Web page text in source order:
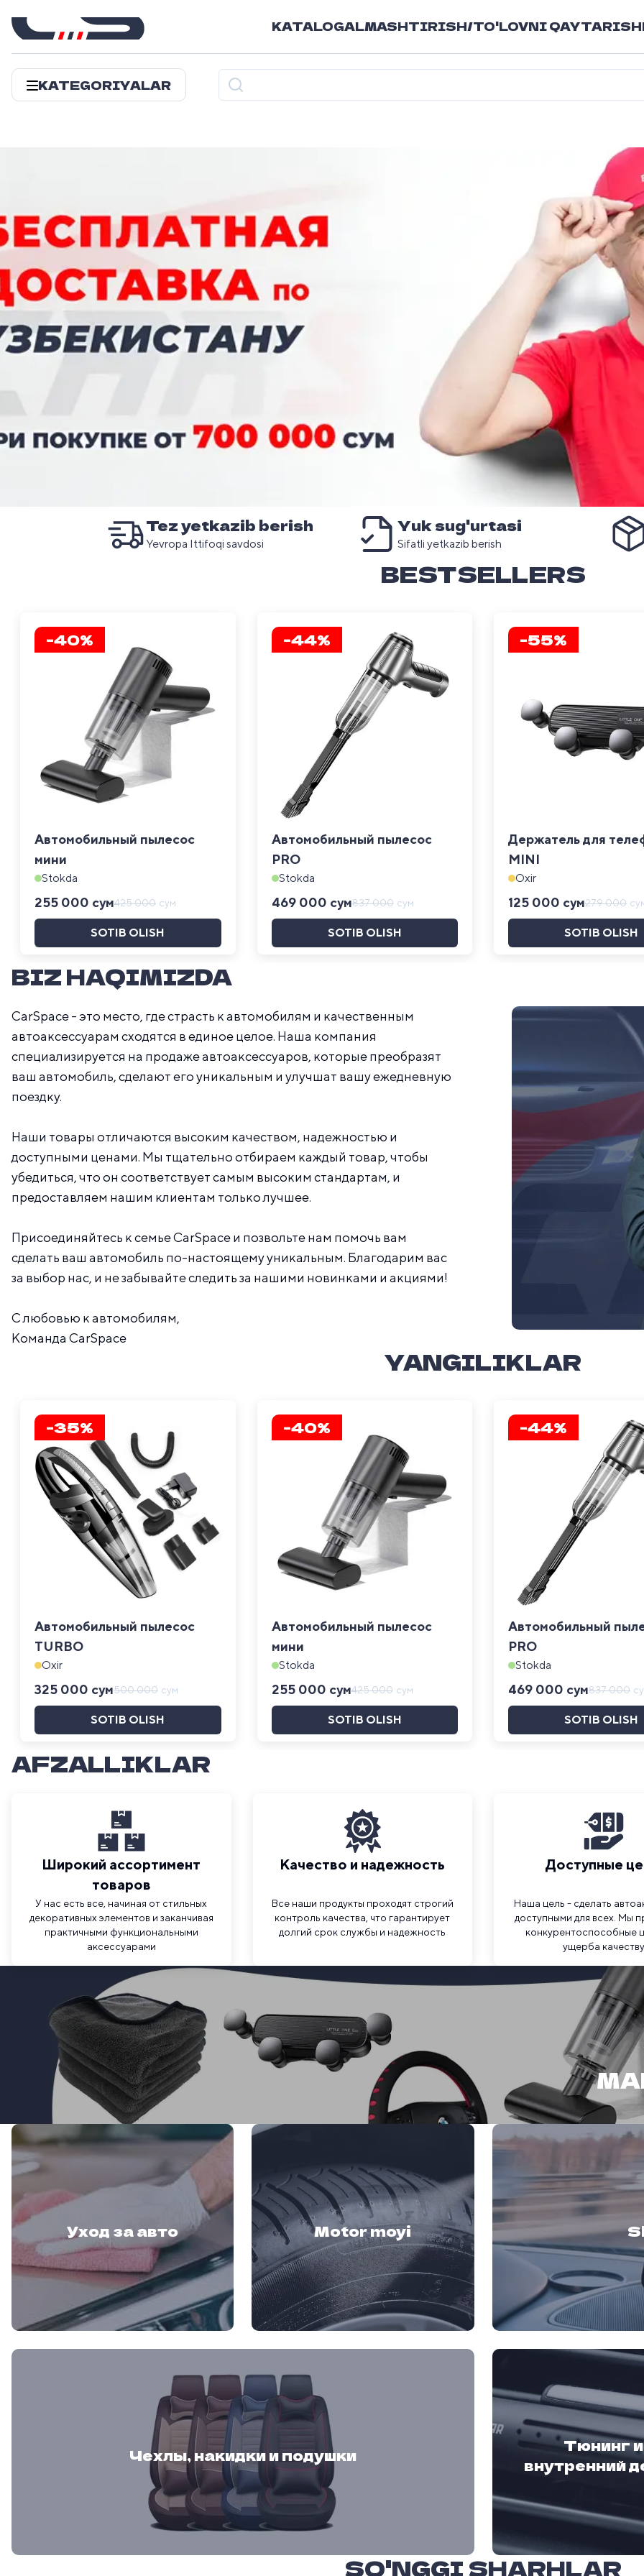
KATALOGALMASHTIRISH/TO'LOVNI QAYTARISH
KATEGORIYALAR
1 2
Tez yetkazib berish
Yevropa Ittifoqi savdosi
Yuk sug'urtasi
Sifatli yetkazib berish
BESTSELLERS
-40%
Автомобильный пылесос
мини
Stokda
255 000 сум425 000 сум
SOTIB OLISH
-44%
Автомобильный пылесос
PRO
Stokda
469 000 сум837 000 сум
SOTIB OLISH
-55%
Держатель для
MINI
Oxir
125 000 сум279 000
SOTIB OLISH
BIZ HAQIMIZDA
CarSpace - это место, где страсть к автомобилям и качественным
автоаксессуарам сходятся в единое целое. Наша компания
специализируется на продаже автоаксессуаров, которые преобразят
ваш автомобиль, сделают его уникальным и улучшат вашу ежедневную
поездку.
Наши товары отличаются высоким качеством, надежностью и
доступными ценами. Мы тщательно отбираем каждый товар, чтобы
убедиться, что он соответствует самым высоким стандартам, и
предоставляем нашим клиентам только лучшее.
Присоединяйтесь к семье CarSpace и позвольте нам помочь вам
сделать ваш автомобиль по-настоящему уникальным. Благодарим вас
за выбор нас, и не забывайте следить за нашими новинками и акциями!
С любовью к автомобилям,
Команда CarSpace
YANGILIKLAR
-35%
Автомобильный пылесос
TURBO
Oxir
325 000 сум500 000 сум
SOTIB OLISH
-40%
Автомобильный пылесос
мини
Stokda
255 000 сум425 000 сум
SOTIB OLISH
-44%
Автомобильный
PRO
Stokda
469 000 сум837 000
SOTIB OLISH
AFZALLIKLAR
Широкий ассортимент
товаров
У нас есть все, начиная от стильных
декоративных элементов и заканчивая
практичными функциональными
аксессуарами
Качество и надежность
Все наши продукты проходят строгий
контроль качества, что гарантирует
долгий срок службы и надежность
Доступные
Наша цель - сделать
доступными для всех. Мы
конкурентоспособные
ущерба качеству
Уход за авто Motor moyi
Чехлы, накидки и подушки
Тюнинг и
внутренний
SO'NGGI SHARHLAR